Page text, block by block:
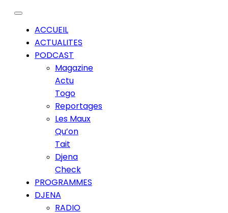
ACCUEIL
ACTUALITES
PODCAST
Magazine
Actu
Togo
Reportages
Les Maux
Qu’on
Tait
Djena
Check
PROGRAMMES
DJENA
RADIO